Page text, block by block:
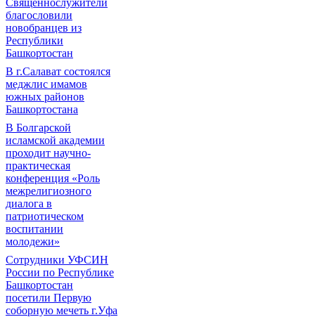
Священнослужители
благословили
новобранцев из
Республики
Башкортостан
В г.Салават состоялся
меджлис имамов
южных районов
Башкортостана
В Болгарской
исламской академии
проходит научно-
практическая
конференция «Роль
межрелигиозного
диалога в
патриотическом
воспитании
молодежи»
Сотрудники УФСИН
России по Республике
Башкортостан
посетили Первую
соборную мечеть г.Уфа